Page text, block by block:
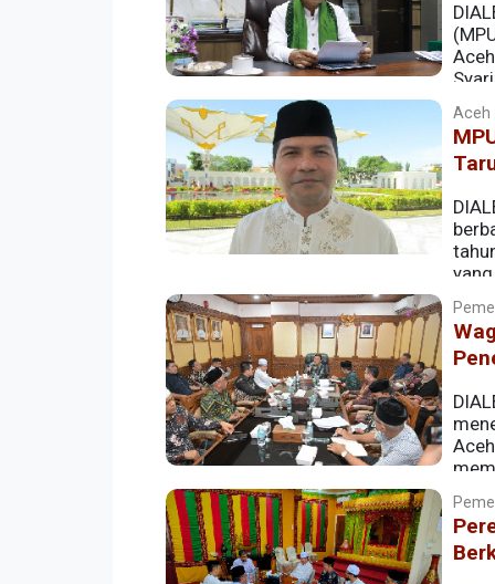
Aceh
antarpendukung.
kekhususan Aceh, dengan fokus pada
masyarakat.